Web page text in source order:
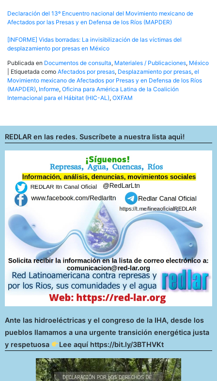
Declaración del 13º Encuentro nacional del Movimiento mexicano de
Afectados por las Presas y en Defensa de los Ríos (MAPDER)
[INFORME] Vidas borradas: La invisibilización de las víctimas del
desplazamiento por presas en México
Publicada en Documentos de consulta, Materiales / Publicaciones, México
Etiquetada como Afectados por presas, Desplazamiento por presas, el
Movimiento mexicano de Afectados por Presas y en Defensa de los Ríos
(MAPDER), Informe, Oficina para América Latina de la Coalición
Internacional para el Hábitat (HIC-AL), OXFAM
REDLAR en las redes. Suscríbete a nuestra lista aquì!
Ante las hidroeléctricas y el congreso de la IHA, desde los
pueblos llamamos a una urgente transición energética justa
y respetuosa
Lee aquí https://bit.ly/3BTHVKt